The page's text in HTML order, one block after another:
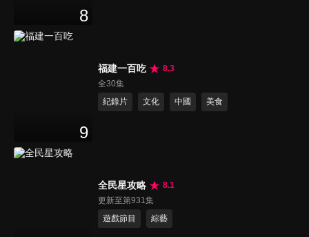
8
9
福建一百吃
8.3
全30集
紀錄片
文化 中國 美食
全民星攻略
8.1
更新至第931集
遊戲節目
綜藝